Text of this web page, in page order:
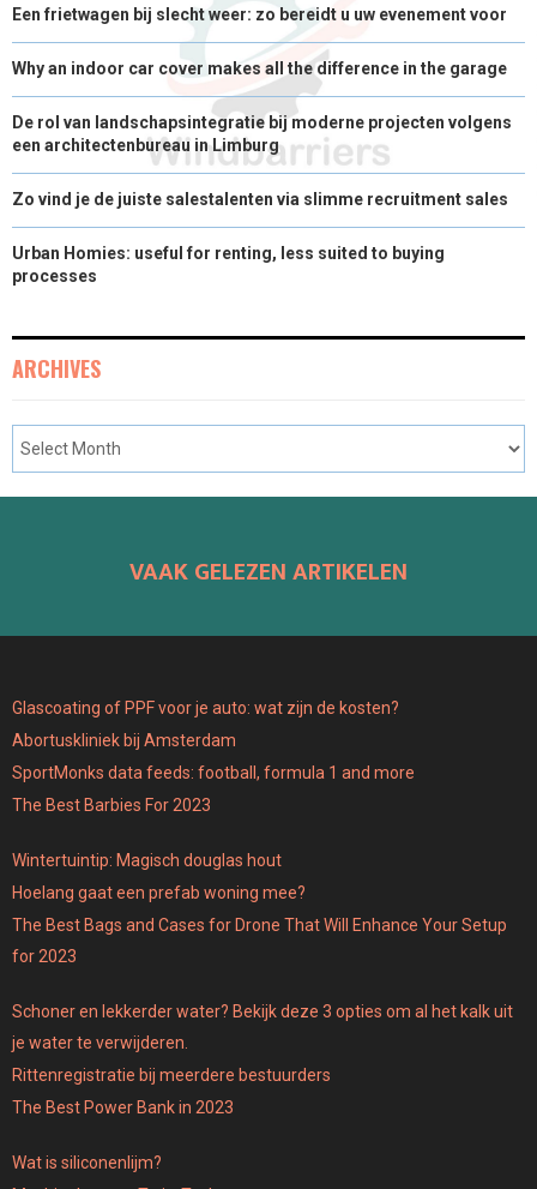
Een frietwagen bij slecht weer: zo bereidt u uw evenement voor
Why an indoor car cover makes all the difference in the garage
De rol van landschapsintegratie bij moderne projecten volgens
een architectenbureau in Limburg
Zo vind je de juiste salestalenten via slimme recruitment sales
Urban Homies: useful for renting, less suited to buying
processes
ARCHIVES
VAAK GELEZEN ARTIKELEN
Glascoating of PPF voor je auto: wat zijn de kosten?
Abortuskliniek bij Amsterdam
SportMonks data feeds: football, formula 1 and more
The Best Barbies For 2023
Wintertuintip: Magisch douglas hout
Hoelang gaat een prefab woning mee?
The Best Bags and Cases for Drone That Will Enhance Your Setup
for 2023
Schoner en lekkerder water? Bekijk deze 3 opties om al het kalk uit
je water te verwijderen.
Rittenregistratie bij meerdere bestuurders
The Best Power Bank in 2023
Wat is siliconenlijm?